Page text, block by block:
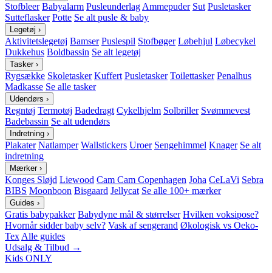
Stofbleer Babyalarm Pusleunderlag Ammepuder Sut Pusletasker
Sutteflasker Potte Se alt pusle & baby
Legetøj ›
Aktivitetslegetøj Bamser Puslespil Stofbøger Løbehjul Løbecykel
Dukkehus Boldbassin Se alt legetøj
Tasker ›
Rygsække Skoletasker Kuffert Pusletasker Toilettasker Penalhus
Madkasse Se alle tasker
Udendørs ›
Regntøj Termotøj Badedragt Cykelhjelm Solbriller Svømmevest
Badebassin Se alt udendørs
Indretning ›
Plakater Natlamper Wallstickers Uroer Sengehimmel Knager Se alt
indretning
Mærker ›
Konges Sløjd Liewood Cam Cam Copenhagen Joha CeLaVi Sebra
BIBS Moonboon Bisgaard Jellycat Se alle 100+ mærker
Guides ›
Gratis babypakker Babydyne mål & størrelser Hvilken voksipose?
Hvornår sidder baby selv? Vask af sengerand Økologisk vs Oeko-
Tex Alle guides
Udsalg & Tilbud →
Kids ONLY